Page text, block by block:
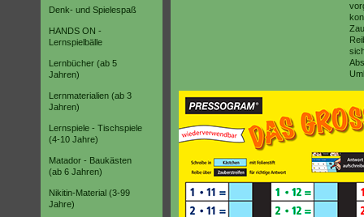
Denk- und Spielespaß
HANDS ON -
Lernspielbälle
Lernbücher (ab 5
Jahren)
Lernmaterialien (ab 3
Jahren)
Lernspiele - Tischspiele
(4-10 Jahre)
Matador - Baukästen
(ab 6 Jahren)
Nikitin-Material (3-99
Jahre)